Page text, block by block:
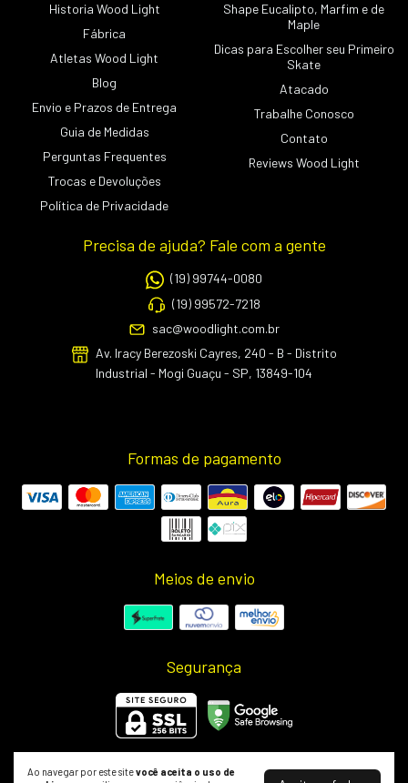
Ao navegar por este sitevocê aceita o uso de
Historia Wood Light
Fábrica
Atletas Wood Light
Blog
Envio e Prazos de Entrega
Guia de Medidas
Perguntas Frequentes
Trocas e Devoluções
Política de Privacidade
Shape Eucalipto, Marfim e de
Maple
Dicas para Escolher seu Primeiro
Skate
Atacado
Trabalhe Conosco
Contato
Reviews Wood Light
Precisa de ajuda? Fale com a gente
(19) 99744-0080
(19) 99572-7218
sac@woodlight.com.br
Av. Iracy Berezoski Cayres, 240 - B - Distrito
Industrial - Mogi Guaçu - SP, 13849-104
Formas de pagamento
Meios de envio
Segurança